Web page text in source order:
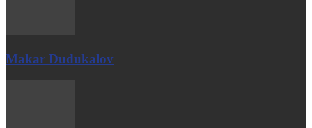
Makar Dudukalov